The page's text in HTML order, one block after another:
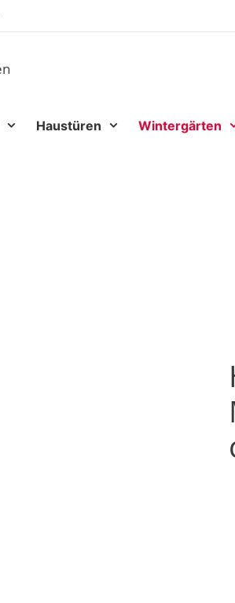
Haustüren Wintergärten